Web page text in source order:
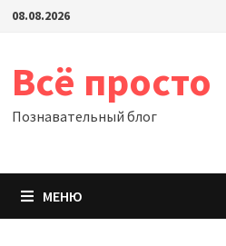
Перейти
08.08.2026
Всё просто
Познавательный блог
МЕНЮ